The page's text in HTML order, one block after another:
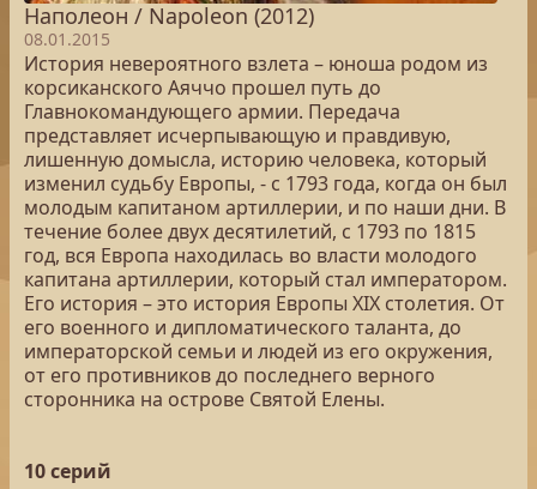
Наполеон / Napoleon (2012)
08.01.2015
История невероятного взлета – юноша родом из
корсиканского Аяччо прошел путь до
Главнокомандующего армии. Передача
представляет исчерпывающую и правдивую,
лишенную домысла, историю человека, который
изменил судьбу Европы, - с 1793 года, когда он был
молодым капитаном артиллерии, и по наши дни. В
течение более двух десятилетий, с 1793 по 1815
год, вся Европа находилась во власти молодого
капитана артиллерии, который стал императором.
Его история – это история Европы XIX столетия. От
его военного и дипломатического таланта, до
императорской семьи и людей из его окружения,
от его противников до последнего верного
сторонника на острове Святой Елены.
10 серий